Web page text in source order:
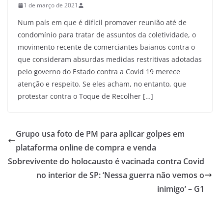
1 de março de 2021
Num país em que é difícil promover reunião até de
condomínio para tratar de assuntos da coletividade, o
movimento recente de comerciantes baianos contra o
que consideram absurdas medidas restritivas adotadas
pelo governo do Estado contra a Covid 19 merece
atenção e respeito. Se eles acham, no entanto, que
protestar contra o Toque de Recolher […]
Grupo usa foto de PM para aplicar golpes em
plataforma online de compra e venda
Sobrevivente do holocausto é vacinada contra Covid
no interior de SP: ‘Nessa guerra não vemos o
inimigo’ – G1